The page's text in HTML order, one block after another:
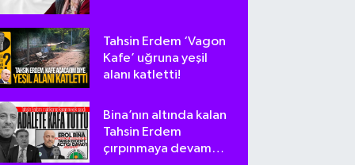
Tahsin Erdem ‘Vagon
Kafe’ uğruna yeşil
alanı katletti!
Bina’nın altında kalan
Tahsin Erdem
çırpınmaya devam